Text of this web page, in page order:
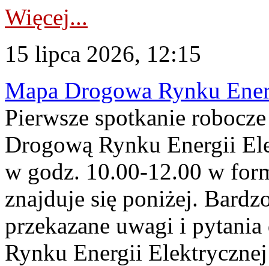
Więcej...
15 lipca 2026, 12:15
Mapa Drogowa Rynku
Pierwsze spotkanie
Drogową Rynku Energii
w godz. 10.00-12.00 w
znajduje się poniżej.
przekazane uwagi i
Rynku Energii